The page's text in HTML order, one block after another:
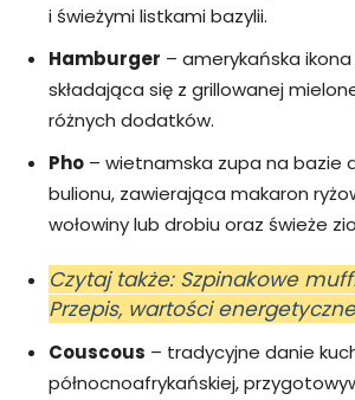
i świeżymi listkami bazylii.
Hamburger – amerykańska ikona
składająca się z grillowanej
różnych dodatków.
Pho – wietnamska zupa na bazie
bulionu, zawierająca makaron
wołowiny lub drobiu oraz świeże
Czytaj także: Szpinakowe
Przepis, wartości
Couscous – tradycyjne danie
północnoafrykańskiej,